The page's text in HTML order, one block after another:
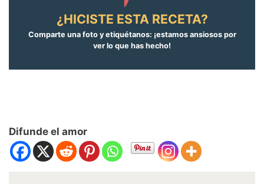
¿HICISTE ESTA RECETA?
Comparte una foto y etiquétanos: ¡estamos ansiosos por
ver lo que has hecho!
Difunde el amor